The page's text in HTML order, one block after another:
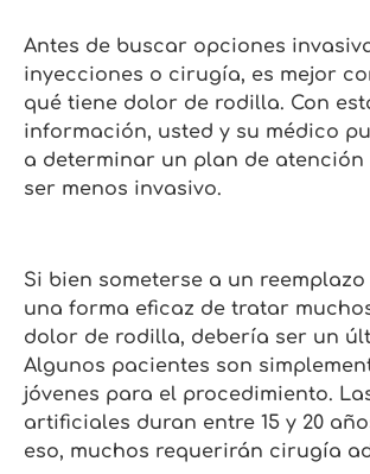
Antes de buscar opciones
inyecciones o cirugía, es mejor
qué tiene dolor de rodilla. Con
información, usted y su médico
a determinar un plan de
ser menos invasivo.
Si bien someterse a un
una forma eficaz de tratar
dolor de rodilla, debería ser un
Algunos pacientes son
jóvenes para el procedimiento.
artificiales duran entre 15 y 20
eso, muchos requerirán cirugía